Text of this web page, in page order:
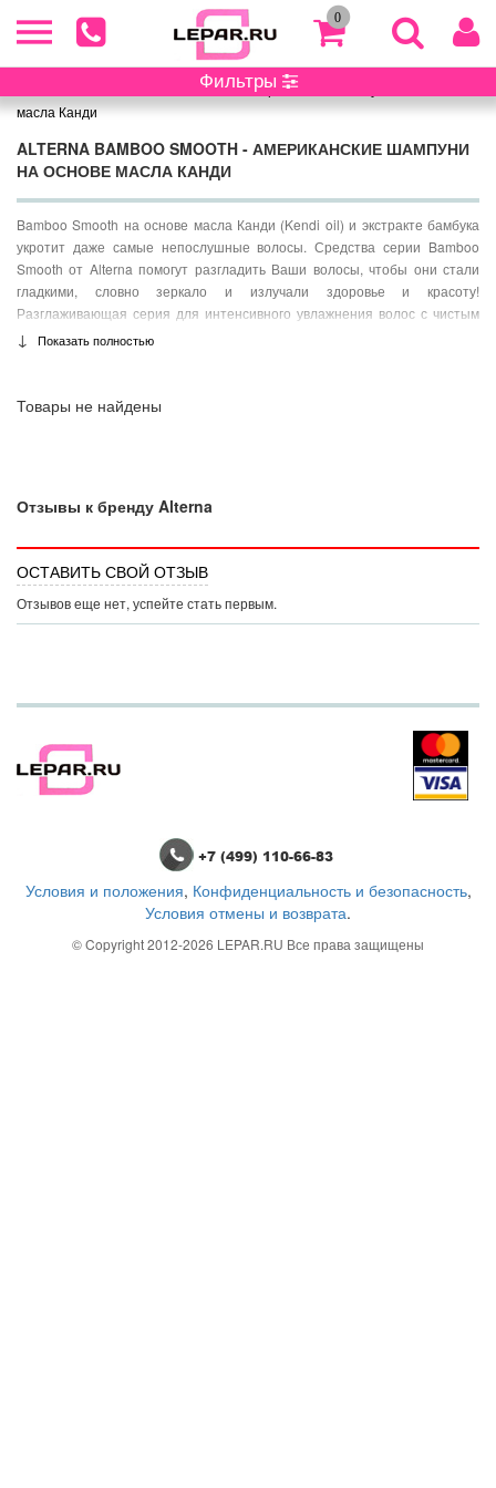
0
/ Bamboo Smooth - американские шампуни на основе
масла Канди
Фильтры
ALTERNA BAMBOO SMOOTH - АМЕРИКАНСКИЕ ШАМПУНИ
НА ОСНОВЕ МАСЛА КАНДИ
Bamboo Smooth на основе масла Канди (Kendi oil) и экстракте бамбука
укротит даже самые непослушные волосы. Средства серии Bamboo
Smooth от Alterna помогут разгладить Ваши волосы, чтобы они стали
гладкими, словно зеркало и излучали здоровье и красоту!
Разглаживающая серия для интенсивного увлажнения волос с чистым
органическим экстрактом бамбука укрепляет волосы, а благодаря
никогда ранее.
↓ Показать полностью
Товары не найдены
Отзывы к бренду Alterna
ОСТАВИТЬ СВОЙ ОТЗЫВ
Отзывов еще нет, успейте стать первым.
+7 (499) 110-66-83
Условия и положения, Конфиденциальность и безопасность,
Условия отмены и возврата.
© Copyright 2012-2026 LEPAR.RU Все права защищены